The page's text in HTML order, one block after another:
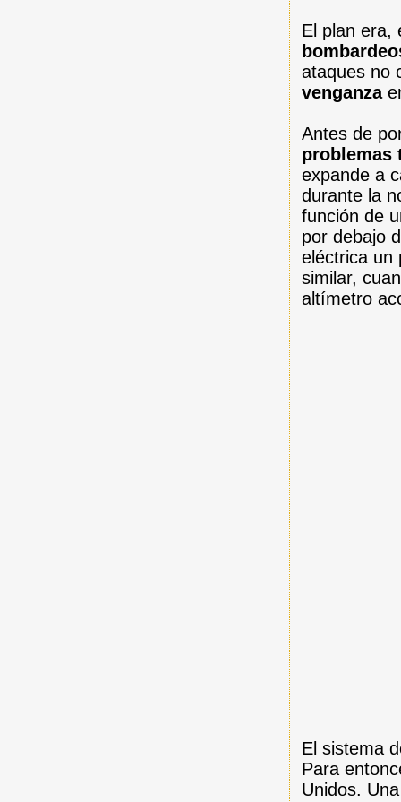
El plan era,
ataques no
venganza
Antes de
problemas
expande a
durante la
función de
por debajo
eléctrica un
similar,
altímetro
El sistema
Para
Unidos.